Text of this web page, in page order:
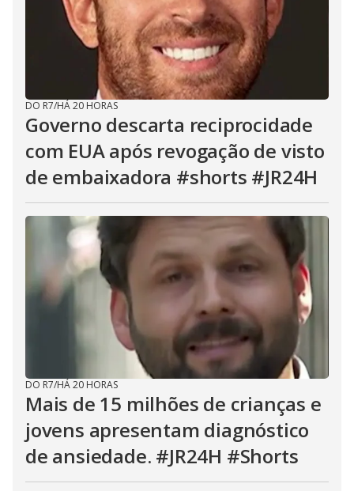
DO R7/HÁ 20 HORAS
Governo descarta reciprocidade
com EUA após revogação de visto
de embaixadora #shorts #JR24H
DO R7/HÁ 20 HORAS
Mais de 15 milhões de crianças e
jovens apresentam diagnóstico
de ansiedade. #JR24H #Shorts